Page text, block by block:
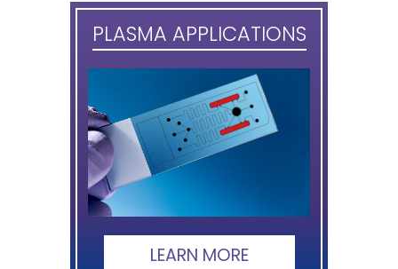
PLASMA APPLICATIONS
LEARN MORE